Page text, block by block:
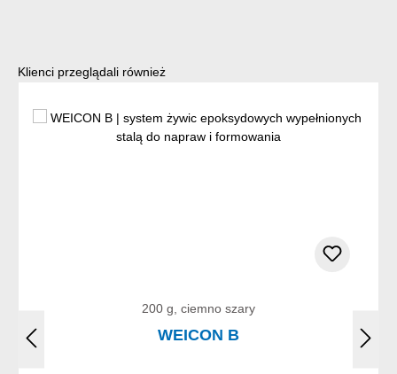
Pomiń galerię produktów
Klienci przeglądali również
200 g, ciemno szary
WEICON B